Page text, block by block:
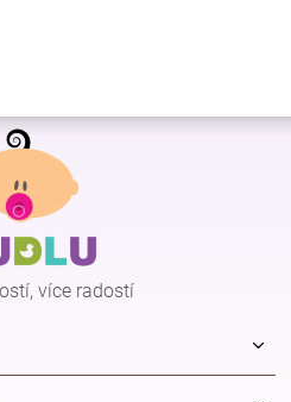
více radostí